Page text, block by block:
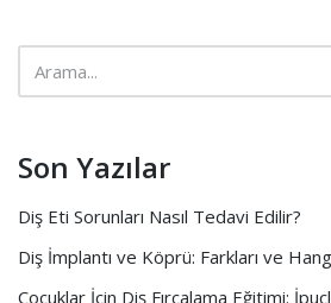
Son Yazılar
Diş Eti Sorunları Nasıl Tedavi Edilir?
Diş İmplantı ve Köprü: Farkları ve
Çocuklar İçin Diş Fırçalama Eğitimi: